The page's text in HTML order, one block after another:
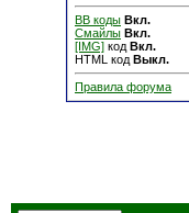
BB коды Вкл.
Смайлы Вкл.
[IMG] код Вкл.
HTML код Выкл.
Правила форума